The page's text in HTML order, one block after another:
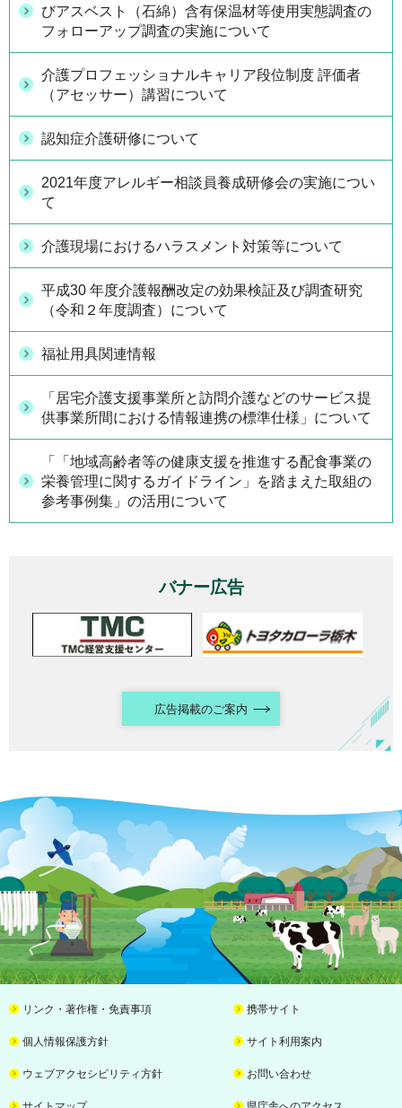
びアスベスト（石綿）含有保温材等使用実態調査の
フォローアップ調査の実施について
介護プロフェッショナルキャリア段位制度 評価者
（アセッサー）講習について
認知症介護研修について
2021年度アレルギー相談員養成研修会の実施につい
て
介護現場におけるハラスメント対策等について
平成30 年度介護報酬改定の効果検証及び調査研究
（令和２年度調査）について
福祉用具関連情報
「居宅介護支援事業所と訪問介護などのサービス提
供事業所間における情報連携の標準仕様」について
「「地域高齢者等の健康支援を推進する配食事業の
栄養管理に関するガイドライン」を踏まえた取組の
参考事例集」の活用について
バナー広告
広告掲載のご案内
リンク・著作権・免責事項 携帯サイト
個人情報保護方針 サイト利用案内
ウェブアクセシビリティ方針 お問い合わせ